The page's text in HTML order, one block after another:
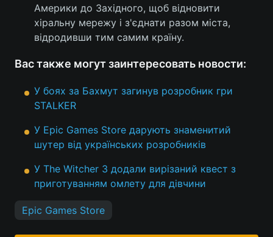
Америки до Західного, щоб відновити
хіральну мережу і з'єднати разом міста,
відродивши тим самим країну.
Вас также могут заинтересовать новости:
У боях за Бахмут загинув розробник гри
STALKER
У Epic Games Store дарують знаменитий
шутер від українських розробників
У The Witcher 3 додали вирізаний квест з
приготуванням омлету для дівчини
Epic Games Store